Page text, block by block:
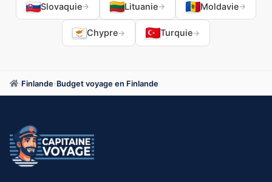
Slovaquie→ Lituanie→ Moldavie→
Chypre→ Turquie→
› Finlande› Budget voyage en Finlande